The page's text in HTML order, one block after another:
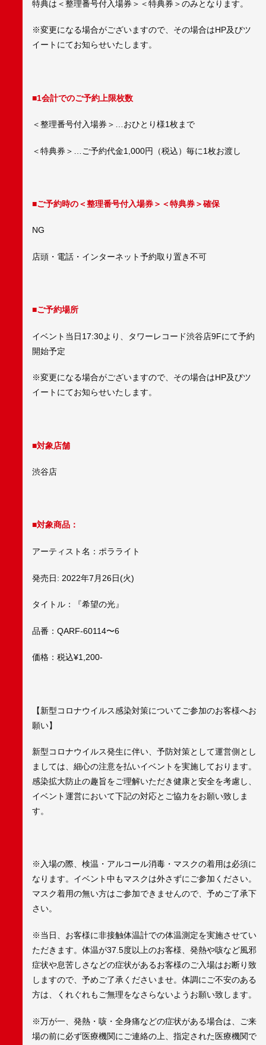
特典は＜整理番号付入場券＞＜特典券＞のみとなります。
※変更になる場合がございますので、その場合はHP及びツ
イートにてお知らせいたします。
■1会計でのご予約上限枚数
＜整理番号付入場券＞…おひとり様1枚まで
＜特典券＞…ご予約代金1,000円（税込）毎に1枚お渡し
■ご予約時の＜整理番号付入場券＞＜特典券＞確保
NG
店頭・電話・インターネット予約取り置き不可
■ご予約場所
イベント当日17:30より、タワーレコード渋谷店9Fにて予約
開始予定
※変更になる場合がございますので、その場合はHP及びツ
イートにてお知らせいたします。
■対象店舗
渋谷店
■対象商品：
アーティスト名：ポラライト
発売日: 2022年7月26日(火)
タイトル：『希望の光』
品番：QARF-60114〜6
価格：税込¥1,200-
【新型コロナウイルス感染対策についてご参加のお客様へお
願い】
新型コロナウイルス発生に伴い、予防対策として運営側とし
ましては、細心の注意を払いイベントを実施しております。
感染拡大防止の趣旨をご理解いただき健康と安全を考慮し、
イベント運営において下記の対応とご協力をお願い致しま
す。
※入場の際、検温・アルコール消毒・マスクの着用は必須に
なります。イベント中もマスクは外さずにご参加ください。
マスク着用の無い方はご参加できませんので、予めご了承下
さい。
※当日、お客様に非接触体温計での体温測定を実施させてい
ただきます。体温が37.5度以上のお客様、発熱や咳など風邪
症状や息苦しさなどの症状があるお客様のご入場はお断り致
しますので、予めご了承くださいませ。体調にご不安のある
方は、くれぐれもご無理をなさらないようお願い致します。
※万が一、発熱・咳・全身痛などの症状がある場合は、ご来
場の前に必ず医療機関にご連絡の上、指定された医療機関で